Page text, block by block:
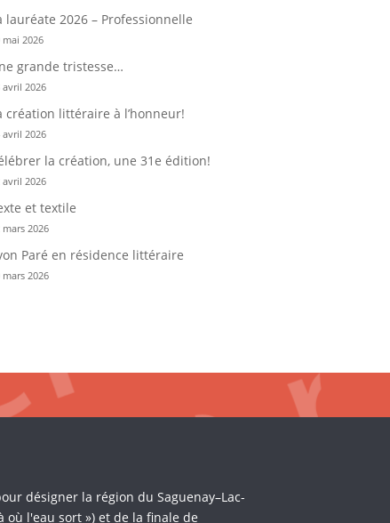
lauréate 2026 – Professionnelle
mai 2026
grande tristesse…
avril 2026
création littéraire à l’honneur!
avril 2026
la création, une 31e édition!
avril 2026
et textile
mars 2026
Paré en résidence littéraire
mars 2026
désigner la région du Saguenay–Lac-
où l'eau sort ») et de la finale de